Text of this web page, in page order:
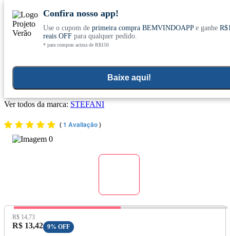
Conheça nosso site novo! E comemore com 0
Confira nosso app!
Use o cupom de primeira compra BEMVINDOAPPe ganhe
reais OFFpara qualquer pedido.
* para compras acima de R$150
Baixe aqui!
Ver todos da marca: STEFANI
(1 Avaliação)
Preço Original:
R$ 14,73
Preço com Desconto:
R$ 13,42 9% OFF